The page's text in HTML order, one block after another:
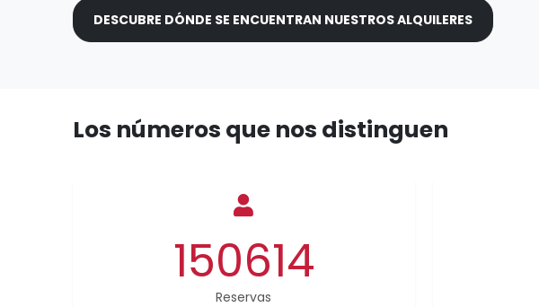
DESCUBRE DÓNDE SE ENCUENTRAN NUESTROS ALQUILERES
Los números que nos distinguen
150614
Reservas